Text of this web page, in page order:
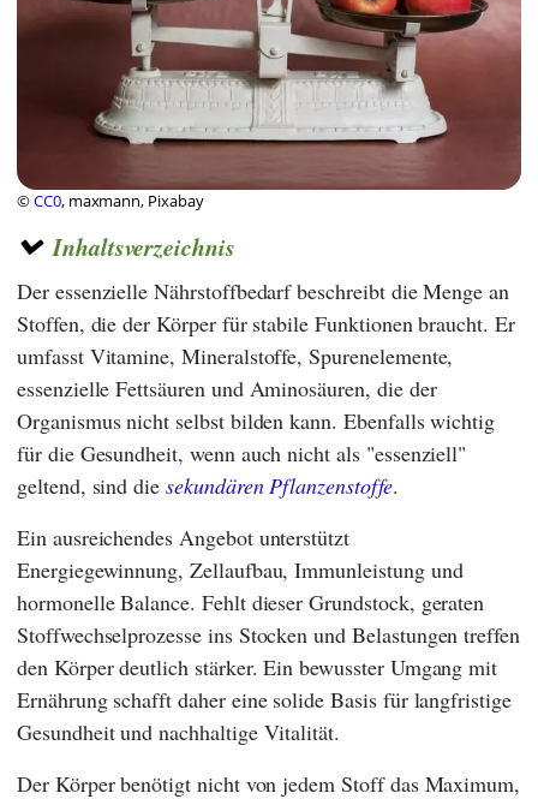
©CC0, maxmann, Pixabay
Inhaltsverzeichnis
Der essenzielle Nährstoffbedarf beschreibt die Menge an
Stoffen, die der Körper für stabile Funktionen braucht. Er
umfasst Vitamine, Mineralstoffe, Spurenelemente,
essenzielle Fettsäuren und Aminosäuren, die der
Organismus nicht selbst bilden kann. Ebenfalls wichtig
für die Gesundheit, wenn auch nicht als "essenziell"
geltend, sind diesekundären Pflanzenstoffe.
Ein ausreichendes Angebot unterstützt
Energiegewinnung, Zellaufbau, Immunleistung und
hormonelle Balance. Fehlt dieser Grundstock, geraten
Stoffwechselprozesse ins Stocken und Belastungen treffen
den Körper deutlich stärker. Ein bewusster Umgang mit
Ernährung schafft daher eine solide Basis für langfristige
Gesundheit und nachhaltige Vitalität.
Der Körper benötigt nicht von jedem Stoff das Maximum,